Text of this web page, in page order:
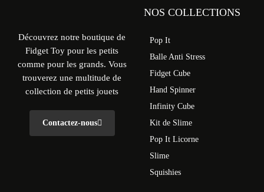
Découvrez notre boutique de
Fidget Toy pour les petits
comme pour les grands. Vous
trouverez une multitude de
collection de petits jouets
Contactez-nous
NOS COLLECTIONS
Pop It
Balle Anti Stress
Fidget Cube
Hand Spinner
Infinity Cube
Kit de Slime
Pop It Licorne
Slime
Squishies